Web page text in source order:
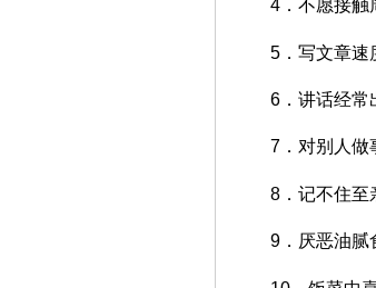
4．不愿接触
5．写文章速
6．讲话经常
7．对别人做
8．记不住至
9．厌恶油腻